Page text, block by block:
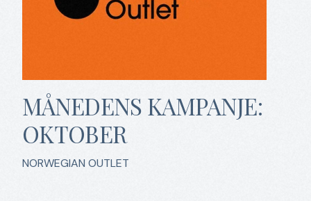
MÅNEDENS KAMPANJE:
OKTOBER
NORWEGIAN OUTLET